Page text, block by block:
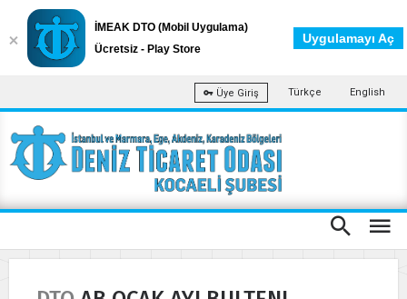
Üye Giriş Türkçe English
İMEAK DTO (Mobil Uygulama)
Ücretsiz - Play Store
Uygulamayı Aç